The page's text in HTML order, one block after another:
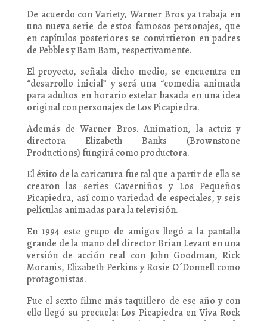
De acuerdo con Variety, Warner Bros ya trabaja en
una nueva serie de estos famosos personajes, que
en capítulos posteriores se convirtieron en padres
de Pebbles y Bam Bam, respectivamente.
El proyecto, señala dicho medio, se encuentra en
“desarrollo inicial” y será una “comedia animada
para adultos en horario estelar basada en una idea
original con personajes de Los Picapiedra.
Además de Warner Bros. Animation, la actriz y
directora Elizabeth Banks (Brownstone
Productions) fungirá como productora.
El éxito de la caricatura fue tal que a partir de ella se
crearon las series Caverniños y Los Pequeños
Picapiedra, así como variedad de especiales, y seis
películas animadas para la televisión.
En 1994 este grupo de amigos llegó a la pantalla
grande de la mano del director Brian Levant en una
versión de acción real con John Goodman, Rick
Moranis, Elizabeth Perkins y Rosie O´Donnell como
protagonistas.
Fue el sexto filme más taquillero de ese año y con
ello llegó su precuela: Los Picapiedra en Viva Rock